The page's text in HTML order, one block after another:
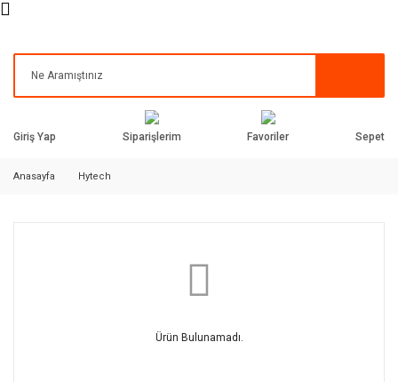
Giriş Yap Siparişlerim Favoriler Sepet
Anasayfa Hytech
Ürün Bulunamadı.